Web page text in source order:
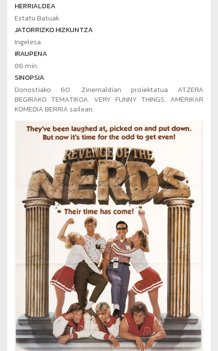
HERRIALDEA
Estatu Batuak
JATORRIZKO HIZKUNTZA
Ingelesa
IRAUPENA
86 min.
SINOPSIA
Donostiako 60. Zinemaldian proiektatua ATZERA
BEGIRAKO TEMATIKOA. VERY FUNNY THINGS. AMERIKAR
KOMEDIA BERRIA sailean.